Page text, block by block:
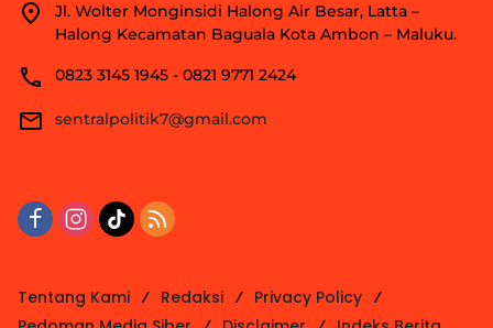
Jl. Wolter Monginsidi Halong Air Besar, Latta –
Halong Kecamatan Baguala Kota Ambon – Maluku.
0823 3145 1945 - 0821 9771 2424
sentralpolitik7@gmail.com
Tentang Kami Redaksi
Privacy Policy